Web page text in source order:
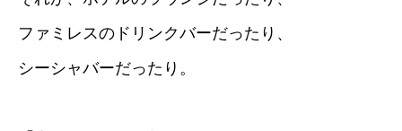
ファミレスのドリンクバーだったり、
シーシャバーだったり。